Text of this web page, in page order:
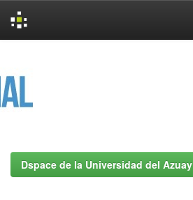
Dspace de la Universidad del Azuay